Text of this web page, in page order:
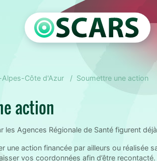
Alpes-Côte d'Azur Soumettre une action
action
les Agences Régionale de Santé figurent
une action financée par ailleurs ou réalisée
vos coordonnées afin d’être recontacté.